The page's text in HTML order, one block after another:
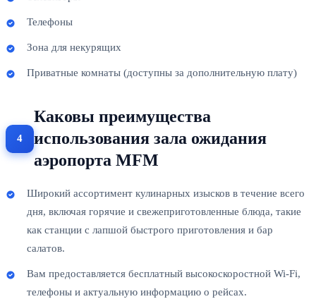
Телефоны
Зона для некурящих
Приватные комнаты (доступны за дополнительную плату)
Каковы преимущества
использования зала ожидания
аэропорта MFM
Широкий ассортимент кулинарных изысков в течение всего
дня, включая горячие и свежеприготовленные блюда, такие
как станции с лапшой быстрого приготовления и бар
салатов.
Вам предоставляется бесплатный высокоскоростной Wi-Fi,
телефоны и актуальную информацию о рейсах.